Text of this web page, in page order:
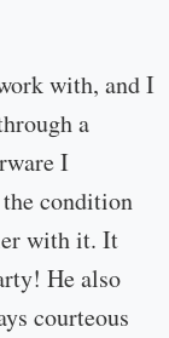
with, and I
a
I
condition
with it. It
He also
courteous